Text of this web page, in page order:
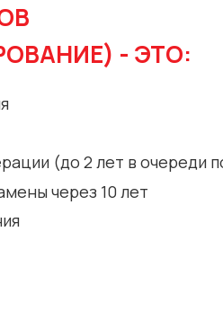
- ЭТО:
(до 2 лет в очереди
через 10 лет